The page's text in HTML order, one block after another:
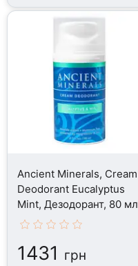
Ancient Minerals, Cream
Deodorant Eucalyptus
Mint, Дезодорант, 80 мл
1431 грн